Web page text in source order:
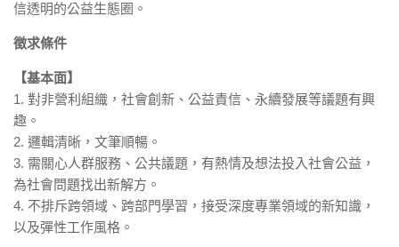
信透明的公益生態圈。
徵求條件
【基本面】
1. 對非營利組織，社會創新、公益責信、永續發展等議題有興
趣。
2. 邏輯清晰，文筆順暢。
3. 需關心人群服務、公共議題，有熱情及想法投入社會公益，
為社會問題找出新解方。
4. 不排斥跨領域、跨部門學習，接受深度專業領域的新知識，
以及彈性工作風格。